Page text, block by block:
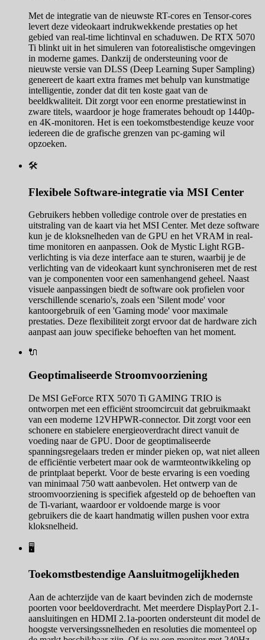
Met de integratie van de nieuwste RT-cores en Tensor-cores
levert deze videokaart indrukwekkende prestaties op het
gebied van real-time lichtinval en schaduwen. De RTX 5070
Ti blinkt uit in het simuleren van fotorealistische omgevingen
in moderne games. Dankzij de ondersteuning voor de
nieuwste versie van DLSS (Deep Learning Super Sampling)
genereert de kaart extra frames met behulp van kunstmatige
intelligentie, zonder dat dit ten koste gaat van de
beeldkwaliteit. Dit zorgt voor een enorme prestatiewinst in
zware titels, waardoor je hoge framerates behoudt op 1440p-
en 4K-monitoren. Het is een toekomstbestendige keuze voor
iedereen die de grafische grenzen van pc-gaming wil
opzoeken.
🛠️
Flexibele Software-integratie via MSI Center
Gebruikers hebben volledige controle over de prestaties en
uitstraling van de kaart via het MSI Center. Met deze software
kun je de kloksnelheden van de GPU en het VRAM in real-
time monitoren en aanpassen. Ook de Mystic Light RGB-
verlichting is via deze interface aan te sturen, waarbij je de
verlichting van de videokaart kunt synchroniseren met de rest
van je componenten voor een samenhangend geheel. Naast
visuele aanpassingen biedt de software ook profielen voor
verschillende scenario's, zoals een 'Silent mode' voor
kantoorgebruik of een 'Gaming mode' voor maximale
prestaties. Deze flexibiliteit zorgt ervoor dat de hardware zich
aanpast aan jouw specifieke behoeften van het moment.
🔌
Geoptimaliseerde Stroomvoorziening
De MSI GeForce RTX 5070 Ti GAMING TRIO is
ontworpen met een efficiënt stroomcircuit dat gebruikmaakt
van een moderne 12VHPWR-connector. Dit zorgt voor een
schonere en stabielere energieoverdracht direct vanuit de
voeding naar de GPU. Door de geoptimaliseerde
spanningsregelaars treden er minder pieken op, wat niet alleen
de efficiëntie verbetert maar ook de warmteontwikkeling op
de printplaat beperkt. Voor de beste ervaring is een voeding
van minimaal 750 watt aanbevolen. Het ontwerp van de
stroomvoorziening is specifiek afgesteld op de behoeften van
de Ti-variant, waardoor er voldoende marge is voor
gebruikers die de kaart handmatig willen pushen voor extra
kloksnelheid.
🖥️
Toekomstbestendige Aansluitmogelijkheden
Aan de achterzijde van de kaart bevinden zich de modernste
poorten voor beeldoverdracht. Met meerdere DisplayPort 2.1-
aansluitingen en HDMI 2.1a-poorten ondersteunt dit model de
hoogste verversingssnelheden en resoluties die momenteel op